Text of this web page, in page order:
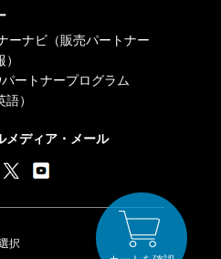
ーナビ（販売パートナー
パートナープログラム
）
メディア・メール
択